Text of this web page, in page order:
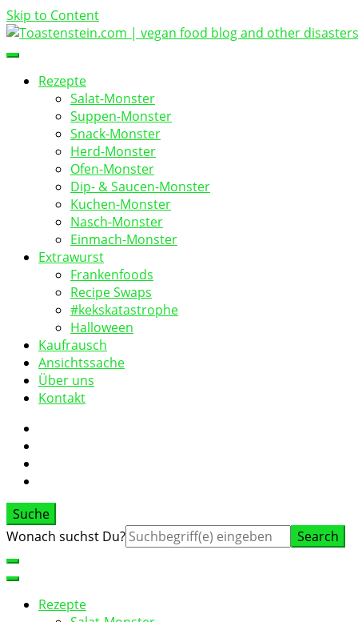
Skip to Content
Toastenstein.com
vegan food blog
Rezepte
Salat-Monster
Suppen-Monster
Snack-Monster
Herd-Monster
Ofen-Monster
Dip- & Saucen-Monster
Kuchen-Monster
Nasch-Monster
Einmach-Monster
Extrawurst
Frankenfoods
Recipe Swaps
#kekskatastrophe
Halloween
Kaufrausch
Ansichtssache
Über uns
Kontakt
Suche
Suche
Wonach suchst Du?
Rezepte